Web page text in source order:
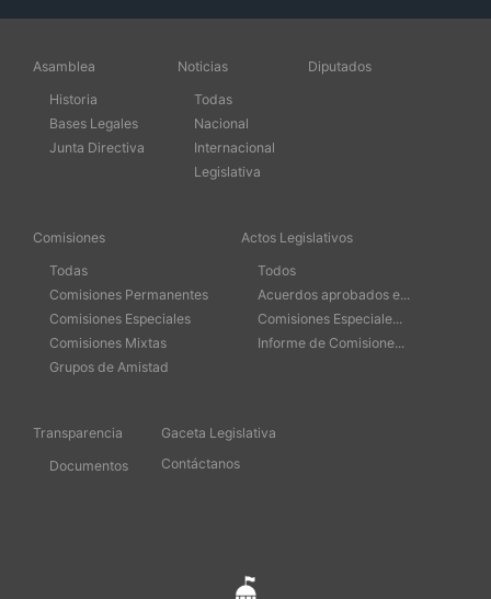
Asamblea
Historia
Bases Legales
Junta Directiva
Noticias
Todas
Nacional
Internacional
Legislativa
Diputados
Comisiones
Todas
Comisiones Permanentes
Comisiones Especiales
Comisiones Mixtas
Grupos de Amistad
Actos Legislativos
Todos
Acuerdos aprobados e...
Comisiones Especiale...
Informe de Comisione...
Transparencia
Documentos
Gaceta Legislativa
Contáctanos